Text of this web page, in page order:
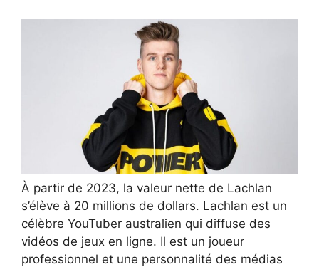
À partir de 2023, la valeur nette de Lachlan
s’élève à 20 millions de dollars. Lachlan est un
célèbre YouTuber australien qui diffuse des
vidéos de jeux en ligne. Il est un joueur
professionnel et une personnalité des médias